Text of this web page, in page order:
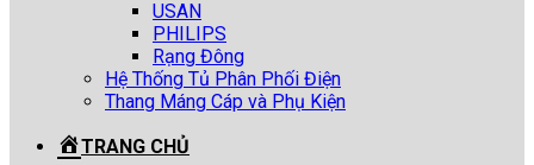
USAN
PHILIPS
Rạng Đông
Hệ Thống Tủ Phân Phối Điện
Thang Máng Cáp và Phụ Kiện
TRANG CHỦ